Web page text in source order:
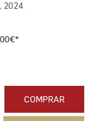
2024
€*
COMPRAR